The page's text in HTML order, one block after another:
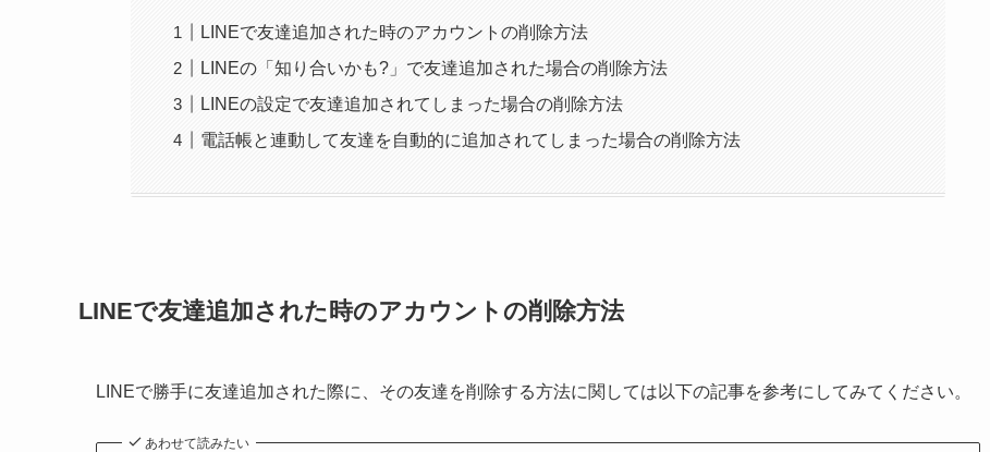
LINEで友達追加された時のアカウントの削除方法
LINEの「知り合いかも?」で友達追加された場合の削除方法
LINEの設定で友達追加されてしまった場合の削除方法
電話帳と連動して友達を自動的に追加されてしまった場合の削除方法
LINEで友達追加された時のアカウントの削除方法
LINEで勝手に友達追加された際に、その友達を削除する方法に関しては以下の記事を参考にしてみてください。
あわせて読みたい